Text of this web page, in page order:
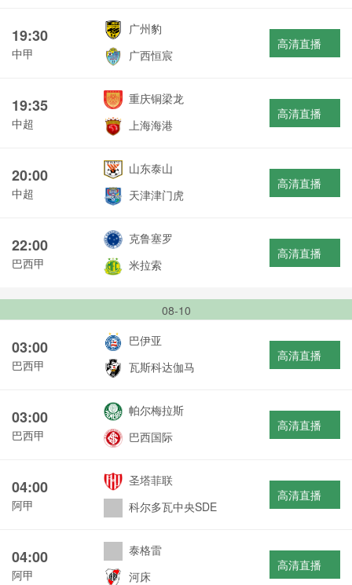
19:30
中甲
广州豹
广西恒宸
高清直播
19:35
中超
重庆铜梁龙
上海海港
高清直播
20:00
中超
山东泰山
天津津门虎
高清直播
22:00
巴西甲
克鲁塞罗
米拉索
高清直播
08-10
03:00
巴西甲
巴伊亚
瓦斯科达伽马
高清直播
03:00
巴西甲
帕尔梅拉斯
巴西国际
高清直播
04:00
阿甲
圣塔菲联
科尔多瓦中央SDE
高清直播
04:00
阿甲
泰格雷
河床
高清直播